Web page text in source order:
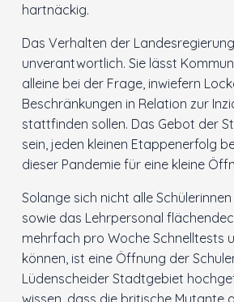
hartnäckig.
Das Verhalten der
unverantwortlich. Sie lässt
alleine bei der Frage, inwiefern
Beschränkungen in Relation zur
stattfinden sollen. Das Gebot der
sein, jeden kleinen Etappenerfolg
dieser Pandemie für eine kleine
Solange sich nicht alle
sowie das Lehrpersonal
mehrfach pro Woche Schnelltests
können, ist eine Öffnung der
Lüdenscheider Stadtgebiet
wissen, dass die britische Mutante